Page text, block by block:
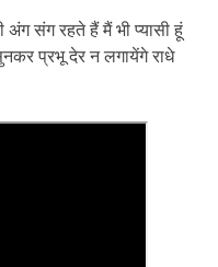
संग रहते हैं मैं भी प्यासी हूं
प्रभू देर न लगायेंगे राधे